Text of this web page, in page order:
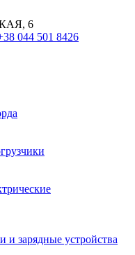
6
044 501 8426
и зарядные устройства